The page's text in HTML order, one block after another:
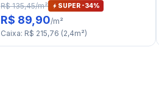
R$ 135,45/m² SUPER -34%
R$ 89,90/m²
Caixa: R$ 215,76 (2,4m²)